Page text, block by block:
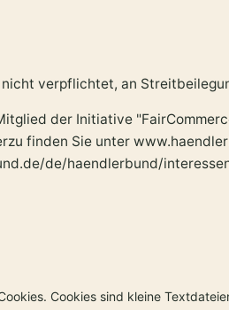
verpflichtet, an
der Initiative
finden Sie unter
de/haendlerbund/
Cookies sind kleine